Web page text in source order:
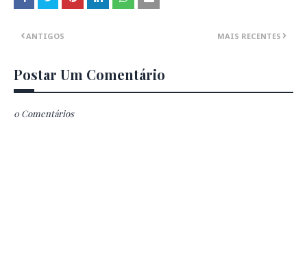
MAIS RECENTES
ANTIGOS
Postar Um Comentário
0 Comentários